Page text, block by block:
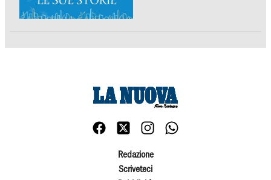
Redazione
Scriveteci